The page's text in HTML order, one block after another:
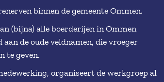
van werkzaamheden
komt iedere donderdagavond
wordt in subgroepen gewerkt aan
vaak de medewerking van de
als er bijvoorbeeld vanuit de leden, of
binnen de gemeente Ommen.
(bijna) alle boerderijen in Ommen
de oude veldnamen, die vroeger
te geven.
organiseert de werkgroep al